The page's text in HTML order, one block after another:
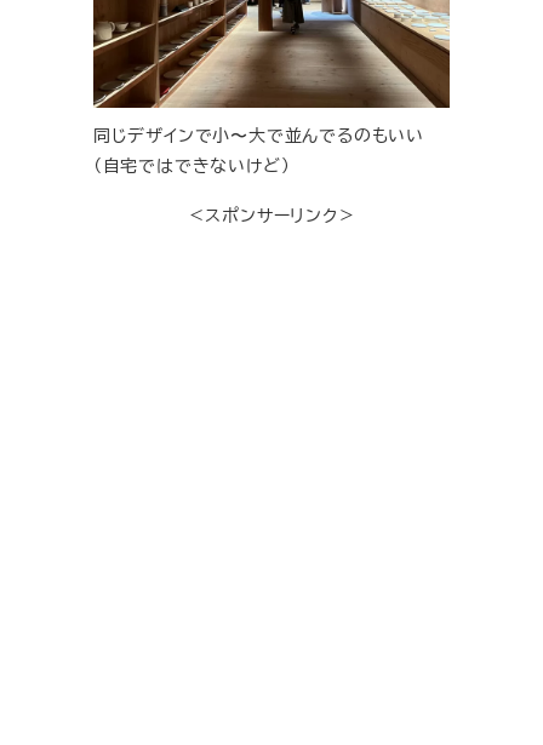
同じデザインで小〜大で並んでるのもいい
（自宅ではできないけど）
＜スポンサーリンク＞